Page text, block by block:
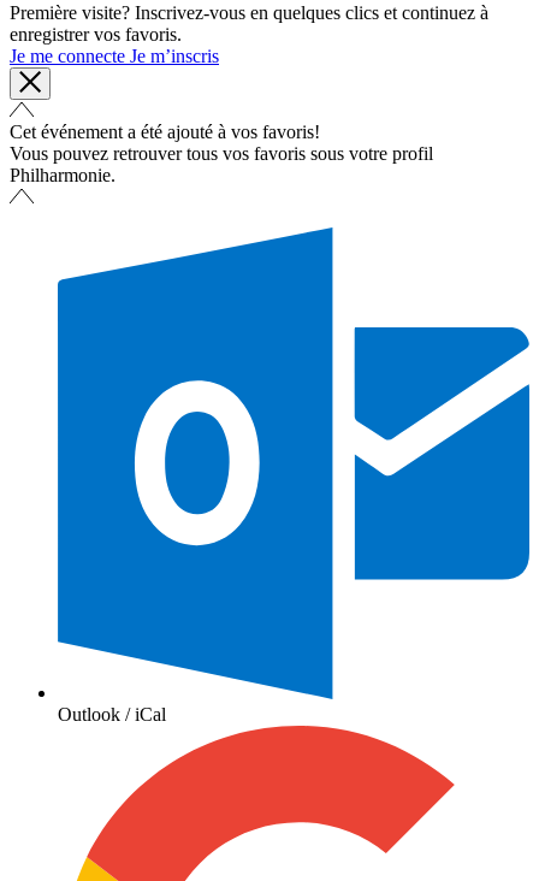
Première visite? Inscrivez-vous en quelques clics et continuez à
enregistrer vos favoris.
Je me connecte Je m’inscris
Cet événement a été ajouté à vos favoris!
Vous pouvez retrouver tous vos favoris sous votre profil
Philharmonie.
Outlook / iCal